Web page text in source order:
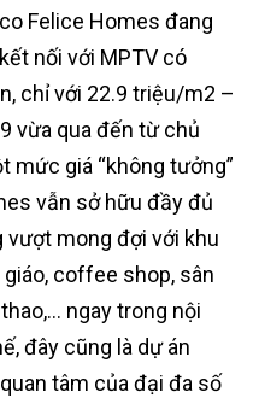
Felice Homes đang
nối với MPTV có
chỉ với 22.9 triệu/m2 –
vừa qua đến từ chủ
mức giá “không tưởng”
vẫn sở hữu đầy đủ
mong đợi với khu
coffee shop, sân
ngay trong nội
đây cũng là dự án
tâm của đại đa số